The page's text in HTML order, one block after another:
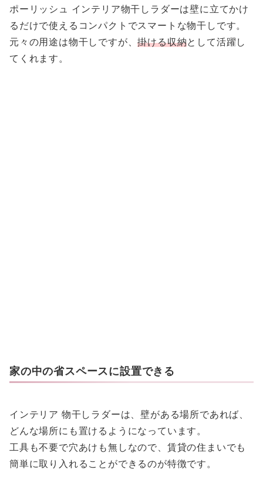
ポーリッシュ インテリア物干しラダーは壁に立てかけ
るだけで使えるコンパクトでスマートな物干しです。
元々の用途は物干しですが、掛ける収納として活躍し
てくれます。
家の中の省スペースに設置できる
インテリア 物干しラダーは、壁がある場所であれば、
どんな場所にも置けるようになっています。
工具も不要で穴あけも無しなので、賃貸の住まいでも
簡単に取り入れることができるのが特徴です。